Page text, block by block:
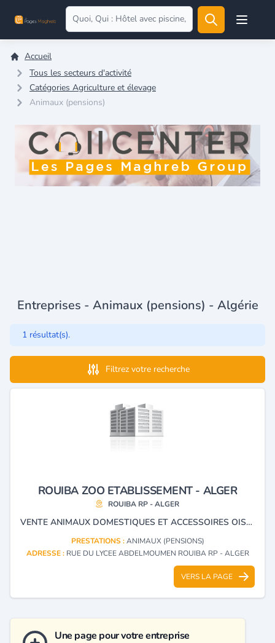
Open
Accueil
Tous les secteurs d'activité
Catégories Agriculture et élevage
Animaux (pensions)
Entreprises - Animaux (pensions) - Algérie
1 résultat(s).
Filtrez votre recherche
ROUIBA ZOO ETABLISSEMENT - ALGER
ROUIBA RP - ALGER
VENTE ANIMAUX DOMESTIQUES ET ACCESSOIRES OISEAUX POISSONS AQUARIUMS ET ARTICLES DE PÊCHES
PRESTATIONS :ANIMAUX (PENSIONS)
ADRESSE : RUE DU LYCEE ABDELMOUMEN ROUIBA RP - ALGER
VERS LA PAGE
Une page pour votre entreprise